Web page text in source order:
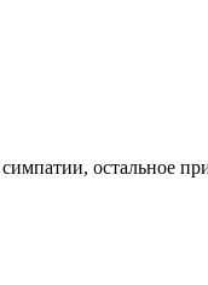
остальное